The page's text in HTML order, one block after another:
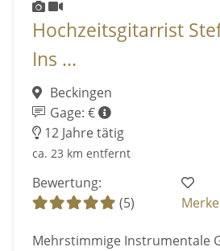
Hochzeitsgitarrist
Ins ...
Beckingen
Gage: €
12 Jahre tätig
ca. 23 km entfernt
Bewertung:
(5)
Mehrstimmige Instrumentale